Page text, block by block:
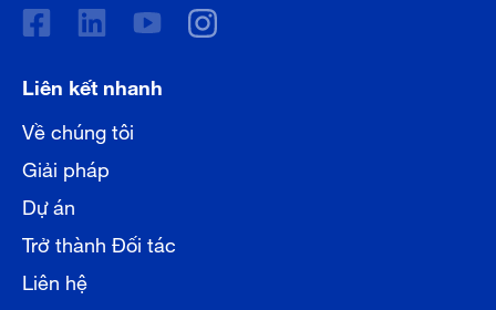
Liên kết nhanh
Về chúng tôi
Giải pháp
Dự án
Trở thành Đối tác
Liên hệ